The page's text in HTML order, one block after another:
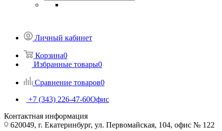
Личный кабинет
Корзина0
Избранные товары0
Сравнение товаров0
+7 (343) 226-47-60Офис
Контактная информация
620049, г. Екатеринбург, ул. Первомайская, 104, офис № 122